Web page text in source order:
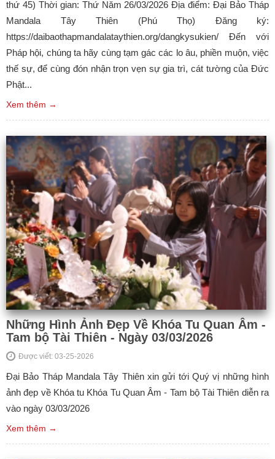
thứ 45) Thời gian: Thứ Năm 26/03/2026 Địa điểm: Đại Bảo Tháp
Mandala Tây Thiên (Phú Thọ) Đăng ký:
https://daibaothapmandalataythien.org/dangkysukien/ Đến với
Pháp hội, chúng ta hãy cùng tạm gác các lo âu, phiền muộn, việc
thế sự, để cùng đón nhận trọn vẹn sự gia trì, cát tường của Đức
Phật...
Xem thêm →
Những Hình Ảnh Đẹp Về Khóa Tu Quan Âm -
Tam bộ Tài Thiên - Ngày 03/03/2026
Được viết: 03-25-2026
Đại Bảo Tháp Mandala Tây Thiên xin gửi tới Quý vị những hình
ảnh đẹp về Khóa tu Khóa Tu Quan Âm - Tam bộ Tài Thiên diễn ra
vào ngày 03/03/2026
Xem thêm →